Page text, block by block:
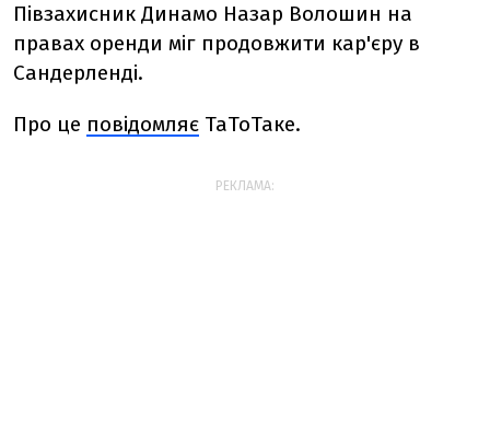
Півзахисник Динамо Назар Волошин на
правах оренди міг продовжити кар'єру в
Сандерленді.
Про це повідомляє ТаТоТаке.
РЕКЛАМА: